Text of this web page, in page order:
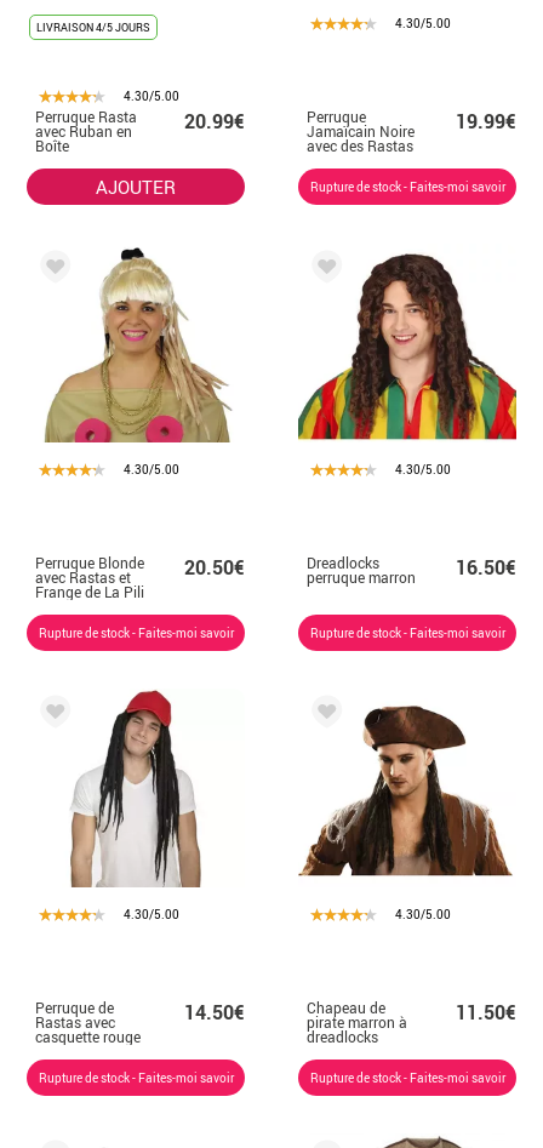
LIVRAISON 4/5 JOURS
4.30/5.00
Perruque Rasta
avec Ruban en
Boîte
20.99€
AJOUTER
4.30/5.00
Perruque
Jamaïcain Noire
avec des Rastas
19.99€
Rupture de stock - Faites-moi savoir
4.30/5.00
Perruque Blonde
avec Rastas et
Frange de La Pili
20.50€
Rupture de stock - Faites-moi savoir
4.30/5.00
Dreadlocks
perruque marron 16.50€
Rupture de stock - Faites-moi savoir
4.30/5.00
Perruque de
Rastas avec
casquette rouge
14.50€
Rupture de stock - Faites-moi savoir
4.30/5.00
Chapeau de
pirate marron à
dreadlocks
11.50€
Rupture de stock - Faites-moi savoir